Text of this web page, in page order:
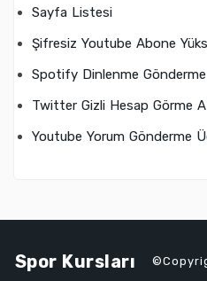
Sayfa Listesi
Şifresiz Youtube Abone
Spotify Dinlenme
Twitter Gizli Hesap Görme
Youtube Yorum Gönderme
Spor Kursları